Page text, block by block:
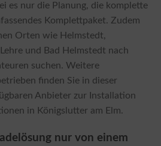
es nur die Planung, die komplette
Komplettpaket. Zudem
Orten wie Helmstedt,
und Bad Helmstedt nach
suchen. Weitere
finden Sie in dieser
Anbieter zur Installation
in Königslutter am Elm.
nur von einem